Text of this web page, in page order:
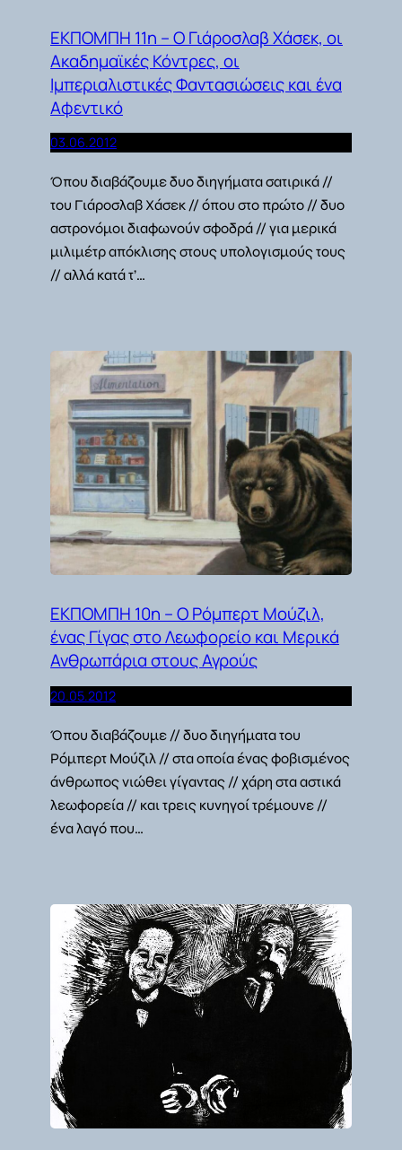
ΕΚΠΟΜΠΗ 11η – Ο Γιάροσλαβ Χάσεκ, οι
Ακαδημαϊκές Κόντρες, οι
Ιμπεριαλιστικές Φαντασιώσεις και ένα
Αφεντικό
03.06.2012
Όπου διαβάζουμε δυο διηγήματα σατιρικά //
του Γιάροσλαβ Χάσεκ // όπου στο πρώτο // δυο
αστρονόμοι διαφωνούν σφοδρά // για μερικά
μιλιμέτρ απόκλισης στους υπολογισμούς τους
// αλλά κατά τ’…
ΕΚΠΟΜΠΗ 10η – Ο Ρόμπερτ Μούζιλ,
ένας Γίγας στο Λεωφορείο και Μερικά
Ανθρωπάρια στους Αγρούς
20.05.2012
Όπου διαβάζουμε // δυο διηγήματα του
Ρόμπερτ Μούζιλ // στα οποία ένας φοβισμένος
άνθρωπος νιώθει γίγαντας // χάρη στα αστικά
λεωφορεία // και τρεις κυνηγοί τρέμουνε //
ένα λαγό που…